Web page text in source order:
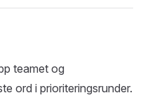
teamet og
ord i prioriteringsrunder.